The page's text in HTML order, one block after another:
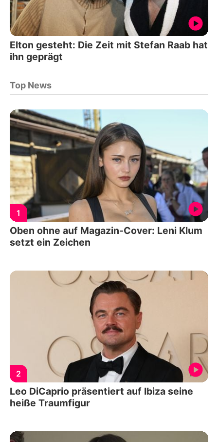
Elton gesteht: Die Zeit mit Stefan Raab hat
ihn geprägt
Top News
1
Oben ohne auf Magazin-Cover: Leni Klum
setzt ein Zeichen
2
Leo DiCaprio präsentiert auf Ibiza seine
heiße Traumfigur